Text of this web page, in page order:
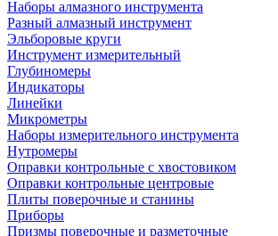
Наборы алмазного инструмента
Разный алмазный инструмент
Эльборовые круги
Инструмент измерительный
Глубиномеры
Индикаторы
Линейки
Микрометры
Наборы измерительного инструмента
Нутромеры
Оправки контрольные с хвостовиком
Оправки контрольные центровые
Плиты поверочные и станины
Приборы
Призмы поверочные и разметочные